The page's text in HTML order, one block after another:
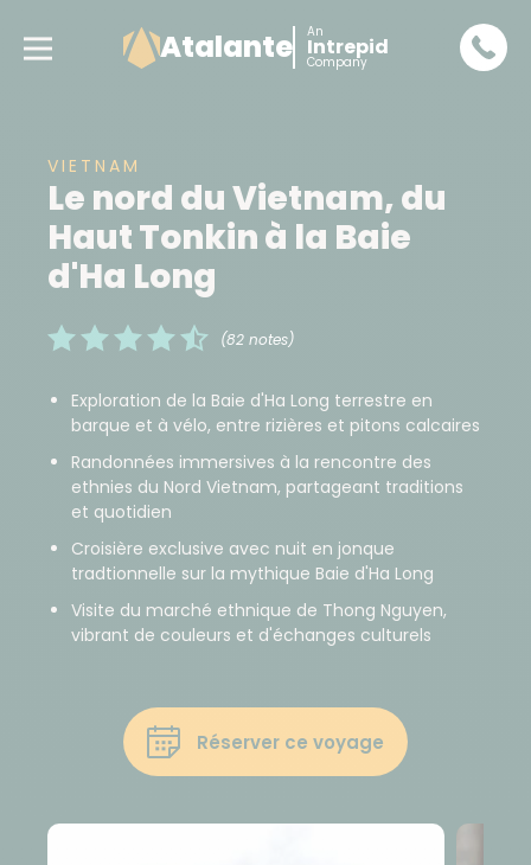
Atalante An
Intrepid
Company
VIETNAM
Le nord du Vietnam, du
Haut Tonkin à la Baie
d'Ha Long
(82 notes)
Exploration de la Baie d'Ha Long terrestre en
barque et à vélo, entre rizières et pitons calcaires
Randonnées immersives à la rencontre des
ethnies du Nord Vietnam, partageant traditions
et quotidien
Croisière exclusive avec nuit en jonque
tradtionnelle sur la mythique Baie d'Ha Long
Visite du marché ethnique de Thong Nguyen,
vibrant de couleurs et d'échanges culturels
Réserver ce voyage